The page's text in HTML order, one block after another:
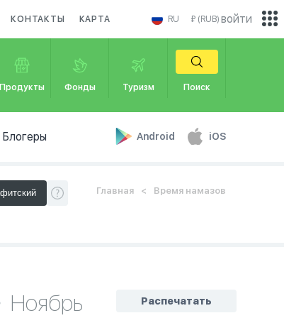
КОНТАКТЫ КАРТА RU ₽ (RUB)
Продукты Фонды Туризм Поиск
Блогеры Android iOS
войти
Главная Время намазов
Распечатать
Ноябрь